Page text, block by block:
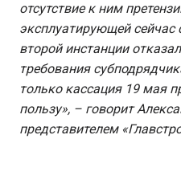
отсутствие к ним
эксплуатирующей сейчас
второй инстанции
требования
только кассация 19 мая
пользу», – говорит
представителем